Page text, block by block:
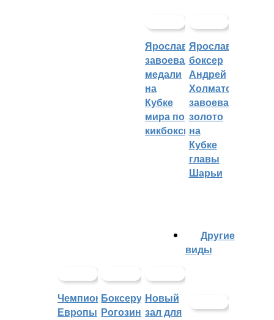
Ярославцы
завоевали
медали
на
Кубке
мира по
кикбоксингу
Ярославский
боксер
Андрей
Холматов
завоевал
золото
на
Кубке
главы
Шарьи
Чемпионат
Европы
Боксеру
Рогозину
Новый
зал для
Другие
виды